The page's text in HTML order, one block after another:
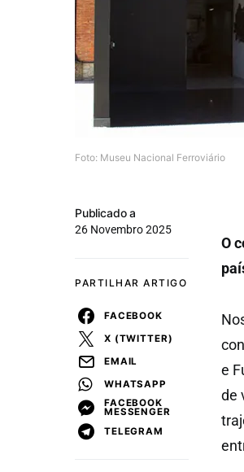
Foto: Museu Nacional Ferroviário
Publicado a
26 Novembro 2025
PARTILHAR ARTIGO
FACEBOOK
X (TWITTER)
EMAIL
WHATSAPP
FACEBOOK
MESSENGER
TELEGRAM
O
e
de